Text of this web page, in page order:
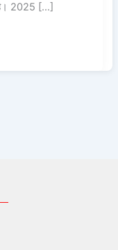
है। 2025 […]